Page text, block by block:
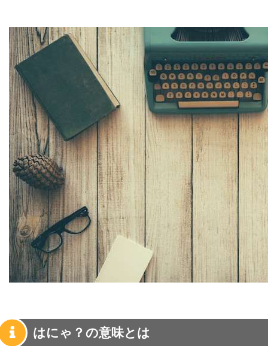
はにゃ？の意味とは